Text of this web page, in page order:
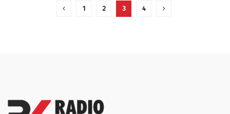
1 2 3 4